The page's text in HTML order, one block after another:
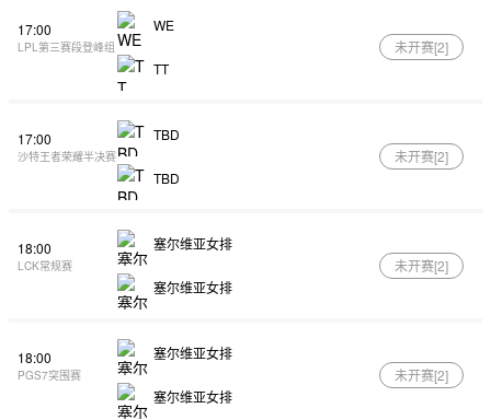
17:00
LPL第三赛段登峰组
WE
TT
未开赛[2]
17:00
沙特王者荣耀半决赛
TBD
TBD
未开赛[2]
18:00
LCK常规赛
塞尔维亚女排
塞尔维亚女排
未开赛[2]
18:00
PGS7突围赛
塞尔维亚女排
塞尔维亚女排
未开赛[2]